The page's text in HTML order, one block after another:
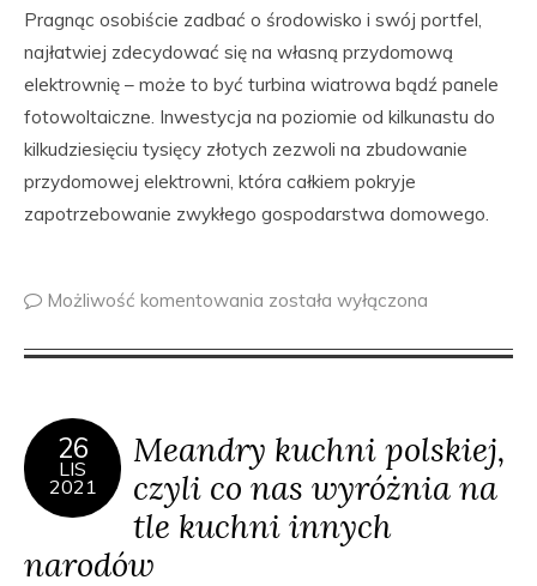
Pragnąc osobiście zadbać o środowisko i swój portfel,
najłatwiej zdecydować się na własną przydomową
elektrownię – może to być turbina wiatrowa bądź panele
fotowoltaiczne. Inwestycja na poziomie od kilkunastu do
kilkudziesięciu tysięcy złotych zezwoli na zbudowanie
przydomowej elektrowni, która całkiem pokryje
zapotrzebowanie zwykłego gospodarstwa domowego.
Możliwość komentowania została wyłączona
26
LIS
2021
Meandry kuchni polskiej,
czyli co nas wyróżnia na
tle kuchni innych
narodów